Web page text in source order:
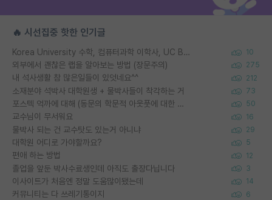
🔥 시선집중 핫한 인기글
Korea University 수학, 컴퓨터과학 이학사, UC Berkeley 산업공학 대학원 공학박사가 되는 것은 쉽지 않겠죠? 10
외부에서 괜찮은 랩을 알아보는 방법 (장문주의) 275
내 석사생활 참 많은일들이 있엇네요^^ 212
소재분야 석박사 대학원생 + 물박사들이 착각하는 거 73
포스텍 억까에 대해 (동문의 학문적 아웃풋에 대한 반박) 50
교수님이 무서워요 16
물박사 되는 건 교수탓도 있는거 아니냐 29
대학원 어디로 가야할까요? 5
편애 하는 방법 12
졸업을 앞둔 박사수료생인데 아직도 출장다닙니다 3
이사이트가 처음엔 정말 도움많이됐는데 14
커뮤니티는 다 쓰레기통이지 6